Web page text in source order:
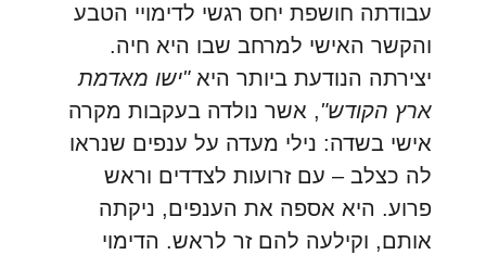
עבודתה חושפת יחס רגשי לדימויי הטבע
והקשר האישי למרחב שבו היא חיה.
יצירתה הנודעת ביותר היא"ישו מאדמת
ארץ הקודש", אשר נולדה בעקבות מקרה
אישי בשדה: נילי מעדה על ענפים שנראו
לה כצלב – עם זרועות לצדדים וראש
פרוע. היא אספה את הענפים, ניקתה
אותם, וקילעה להם זר לראש. הדימוי